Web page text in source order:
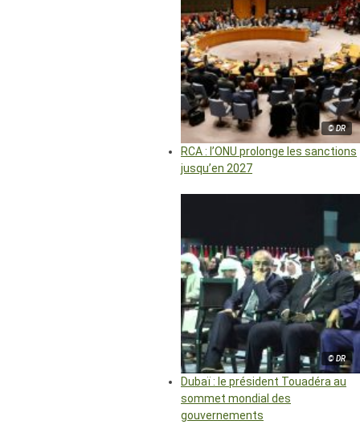
© DR
RCA : l’ONU prolonge les sanctions
jusqu’en 2027
© DR
Dubaï : le président Touadéra au
sommet mondial des
gouvernements